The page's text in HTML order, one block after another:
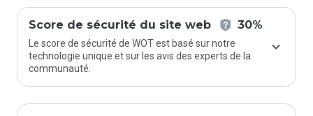
Score de sécurité du site web 30%
Le score de sécurité de WOT est basé sur notre
technologie unique et sur les avis des experts de la
communauté.